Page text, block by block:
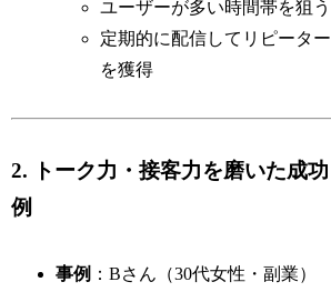
ユーザーが多い時間帯を狙う
定期的に配信してリピーター
を獲得
2. トーク力・接客力を磨いた成功
例
事例 ：Bさん（30代女性・副業）